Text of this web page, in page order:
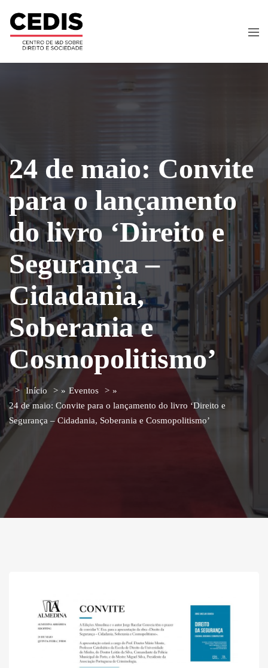
24 de maio: Convite
para o lançamento
do livro ‘Direito e
Segurança –
Cidadania,
Soberania e
Cosmopolitismo’
Início » Eventos
»
24 de maio: Convite para o lançamento do livro ‘Direito e
Segurança – Cidadania, Soberania e Cosmopolitismo’